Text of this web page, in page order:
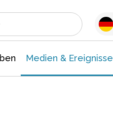
Medien & Ereignisse